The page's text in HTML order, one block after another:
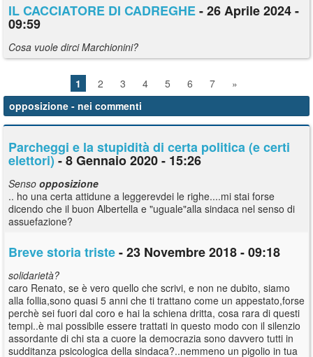
IL CACCIATORE DI CADREGHE- 26 Aprile 2024 -
09:59
Cosa vuole dirci Marchionini?
1 2 3 4 5 6 7
»
opposizione - nei commenti
Parcheggi e la stupidità di certa politica (e certi
elettori)- 8 Gennaio 2020 - 15:26
Senso opposizione
.. ho una certa attidune a leggerevdei le righe....mi stai forse
dicendo che il buon Albertella e "uguale"alla sindaca nel senso di
assuefazione?
Breve storia triste- 23 Novembre 2018 - 09:18
solidarietà?
caro Renato, se è vero quello che scrivi, e non ne dubito, siamo
alla follia,sono quasi 5 anni che ti trattano come un appestato,forse
perchè sei fuori dal coro e hai la schiena dritta, cosa rara di questi
tempi..è mai possibile essere trattati in questo modo con il silenzio
assordante di chi sta a cuore la democrazia sono davvero tutti in
sudditanza psicologica della sindaca?..nemmeno un pigolio in tua